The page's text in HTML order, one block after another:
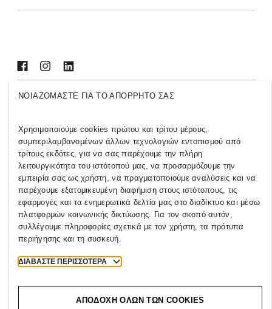
GREECE
Ρυθμίσεις Cookies Cookie Settings
H&M.com
2026 H & M Hennes and Mauritz AB.
Thejourn
ΝΟΙΑΖΌΜΑΣΤΕ ΓΙΑ ΤΟ ΑΠΌΡΡΗΤΌ ΣΑΣ
Χρησιμοποιούμε cookies πρώτου και τρίτου μέρους,
συμπεριλαμβανομένων άλλων τεχνολογιών εντοπισμού από
τρίτους εκδότες, για να σας παρέχουμε την πλήρη
λειτουργικότητα του ιστότοπού μας, να προσαρμόζουμε την
εμπειρία σας ως χρήστη, να πραγματοποιούμε αναλύσεις και να
παρέχουμε εξατομικευμένη διαφήμιση στους ιστότοπους, τις
εφαρμογές και τα ενημερωτικά δελτία μας στο διαδίκτυο και μέσω
πλατφορμών κοινωνικής δικτύωσης. Για τον σκοπό αυτόν,
συλλέγουμε πληροφορίες σχετικά με τον χρήστη, τα πρότυπα
περιήγησης και τη συσκευή.
ΔΙΑΒΆΣΤΕ ΠΕΡΙΣΣΌΤΕΡΑ
ΑΠΟΔΟΧΉ ΌΛΩΝ ΤΩΝ COOKIES